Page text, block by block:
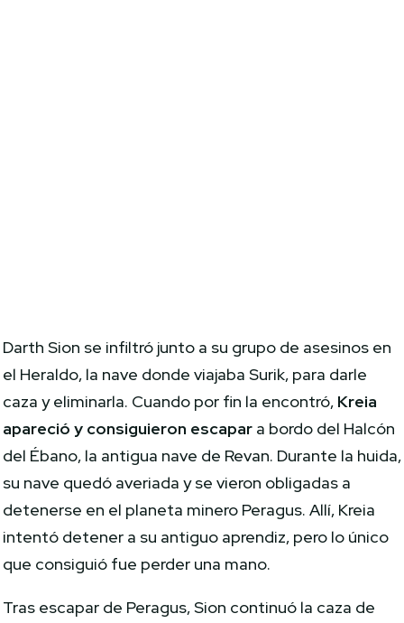
Darth Sion se infiltró junto a su grupo de asesinos en
el Heraldo, la nave donde viajaba Surik, para darle
caza y eliminarla. Cuando por fin la encontró, Kreia
apareció y consiguieron escapar a bordo del Halcón
del Ébano, la antigua nave de Revan. Durante la huida,
su nave quedó averiada y se vieron obligadas a
detenerse en el planeta minero Peragus. Allí, Kreia
intentó detener a su antiguo aprendiz, pero lo único
que consiguió fue perder una mano.
Tras escapar de Peragus, Sion continuó la caza de